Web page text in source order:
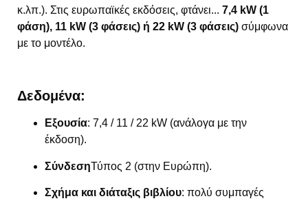
κ.λπ.). Στις ευρωπαϊκές εκδόσεις, φτάνει... 7,4 kW (1
φάση), 11 kW (3 φάσεις) ή 22 kW (3 φάσεις) σύμφωνα
με το μοντέλο.
Δεδομένα:
Εξουσία: 7,4 / 11 / 22 kW (ανάλογα με την
έκδοση).
ΣύνδεσηΤύπος 2 (στην Ευρώπη).
Σχήμα και διάταξις βιβλίου: πολύ συμπαγές